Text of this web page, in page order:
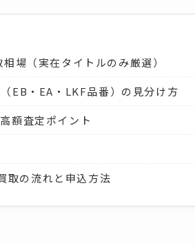
場（実在タイトルのみ厳選）
EB・EA・LKF品番）の見分け方
額査定ポイント
の流れと申込方法